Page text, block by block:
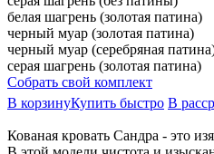
белая шагрень (золотая патина)
черный муар (золотая патина)
черный муар (серебряная
серая шагрень (золотая патина)
Собрать свой комплект
В корзинуКупить быстро В
Кованая кровать Сандра - это